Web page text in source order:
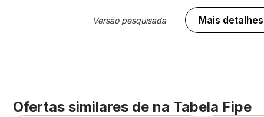
Versão pesquisada Mais detalhes
Ofertas similares de na Tabela Fipe